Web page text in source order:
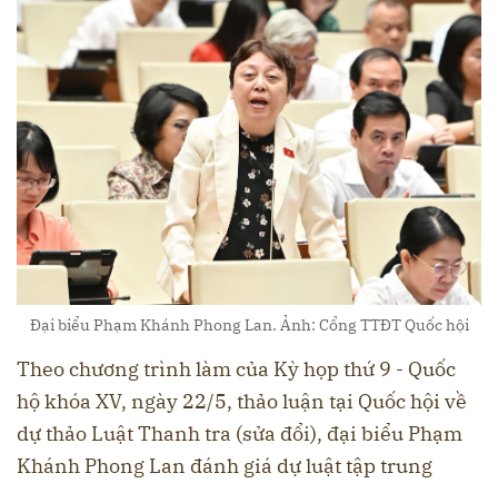
Đại biểu Phạm Khánh Phong Lan. Ảnh: Cổng TTĐT Quốc hội
Theo chương trình làm của Kỳ họp thứ 9 - Quốc
hộ khóa XV, ngày 22/5, thảo luận tại Quốc hội về
dự thảo Luật Thanh tra (sửa đổi), đại biểu Phạm
Khánh Phong Lan đánh giá dự luật tập trung